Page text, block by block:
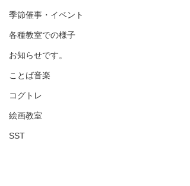
季節催事・イベント
各種教室での様子
お知らせです。
ことば音楽
コグトレ
絵画教室
SST